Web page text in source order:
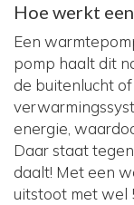
Hoe werkt
Een
pomp haalt dit
de buitenlucht
energie,
Daar staat
daalt! Met een
uitstoot met wel